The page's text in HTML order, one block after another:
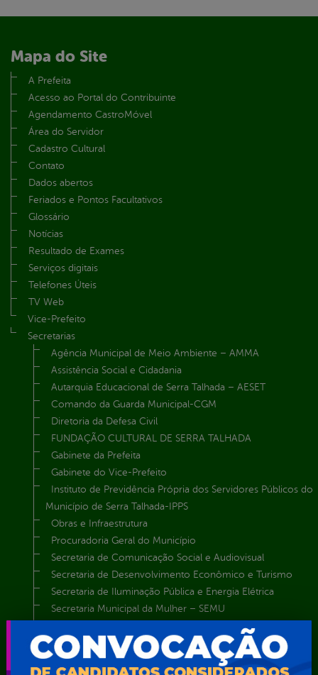
Mapa do Site
A Prefeita
Acesso ao Portal do Contribuinte
Agendamento CastroMóvel
Área do Servidor
Cadastro Cultural
Contato
Dados abertos
Feriados e Pontos Facultativos
Glossário
Notícias
Resultado de Exames
Serviços digitais
Telefones Úteis
TV Web
Vice-Prefeito
Secretarias
Agência Municipal de Meio Ambiente – AMMA
Assistência Social e Cidadania
Autarquia Educacional de Serra Talhada – AESET
Comando da Guarda Municipal-CGM
Diretoria da Defesa Civil
FUNDAÇÃO CULTURAL DE SERRA TALHADA
Gabinete da Prefeita
Gabinete do Vice-Prefeito
Instituto de Previdência Própria dos Servidores Públicos do
Município de Serra Talhada-IPPS
Obras e Infraestrutura
Procuradoria Geral do Município
Secretaria de Comunicação Social e Audiovisual
Secretaria de Desenvolvimento Econômico e Turismo
Secretaria de Iluminação Pública e Energia Elétrica
Secretaria Municipal da Mulher – SEMU
Secretaria Municipal de Administração – SAD
Secretaria Municipal de Agricultura e Recursos Hídricos –
SEMARH / Secretaria de Agricultura Familiar – SEMAF